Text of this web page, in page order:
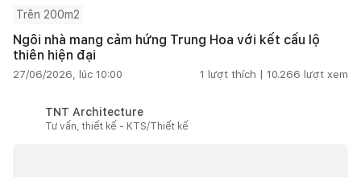
Trên 200m2
Ngôi nhà mang cảm hứng Trung Hoa với kết cấu lộ
thiên hiện đại
27/06/2026, lúc 10:00 1 lượt thích | 10.266 lượt xem
TNT Architecture
Tư vấn, thiết kế - KTS/Thiết kế